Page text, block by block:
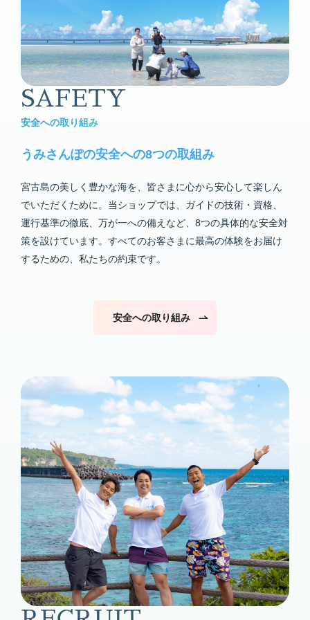
SAFETY
安全への取り組み
うみさんぽの安全への8つの取組み
宮古島の美しく豊かな海を、皆さまに心から安心して楽しん
でいただくために。当ショップでは、ガイドの技術・資格、
運行基準の徹底、万が一への備えなど、8つの具体的な安全対
策を設けています。すべてのお客さまに最高の体験をお届け
するための、私たちの約束です。
安全への取り組み